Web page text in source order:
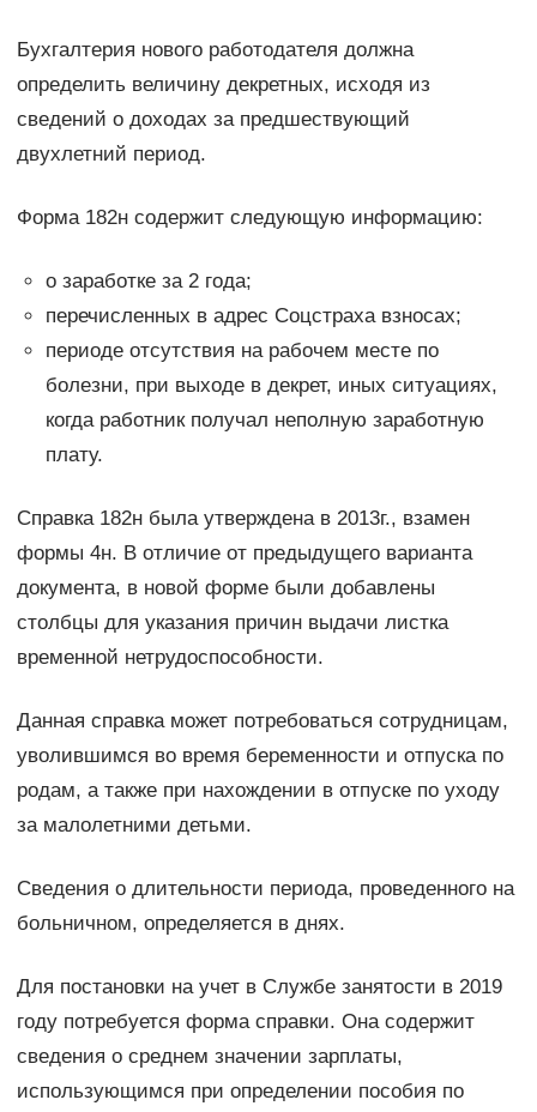
Бухгалтерия нового работодателя должна
определить величину декретных, исходя из
сведений о доходах за предшествующий
двухлетний период.
Форма 182н содержит следующую информацию:
о заработке за 2 года;
перечисленных в адрес Соцстраха взносах;
периоде отсутствия на рабочем месте по
болезни, при выходе в декрет, иных ситуациях,
когда работник получал неполную заработную
плату.
Справка 182н была утверждена в 2013г., взамен
формы 4н. В отличие от предыдущего варианта
документа, в новой форме были добавлены
столбцы для указания причин выдачи листка
временной нетрудоспособности.
Данная справка может потребоваться сотрудницам,
уволившимся во время беременности и отпуска по
родам, а также при нахождении в отпуске по уходу
за малолетними детьми.
Сведения о длительности периода, проведенного на
больничном, определяется в днях.
Для постановки на учет в Службе занятости в 2019
году потребуется форма справки. Она содержит
сведения о среднем значении зарплаты,
использующимся при определении пособия по